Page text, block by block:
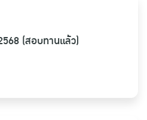
(สอบทานแล้ว)